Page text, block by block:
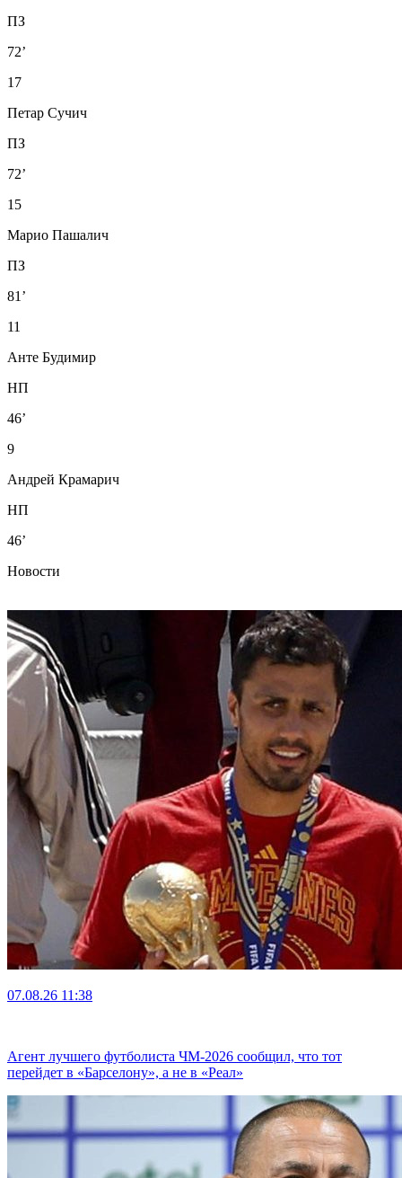
ПЗ
72’
17
Петар Сучич
ПЗ
72’
15
Марио Пашалич
ПЗ
81’
11
Анте Будимир
НП
46’
9
Андрей Крамарич
НП
46’
Новости
07.08.26 11:38
Агент лучшего футболиста ЧМ-2026 cообщил, что тот
перейдет в «Барселону», а не в «Реал»